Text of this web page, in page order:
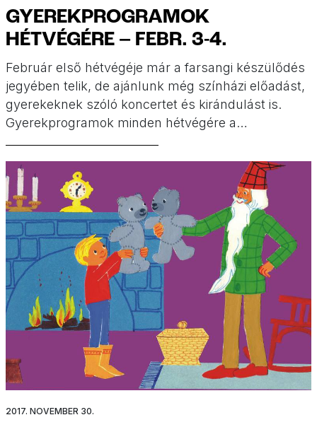
GYEREKPROGRAMOK
HÉTVÉGÉRE – FEBR. 3-4.
Február első hétvégéje már a farsangi készülődés
jegyében telik, de ajánlunk még színházi előadást,
gyerekeknek szóló koncertet és kirándulást is.
Gyerekprogramok minden hétvégére a
2017. NOVEMBER 30.